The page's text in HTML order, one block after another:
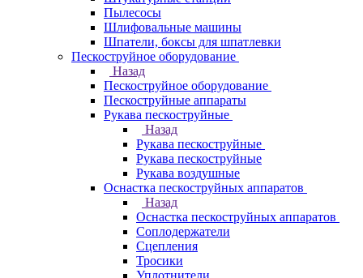
Пылесосы
Шлифовальные машины
Шпатели, боксы для шпатлевки
Пескоструйное оборудование
Назад
Пескоструйное оборудование
Пескоструйные аппараты
Рукава пескоструйные
Назад
Рукава пескоструйные
Рукава пескоструйные
Рукава воздушные
Оснастка пескоструйных аппаратов
Назад
Оснастка пескоструйных аппаратов
Соплодержатели
Сцепления
Тросики
Уплотнители